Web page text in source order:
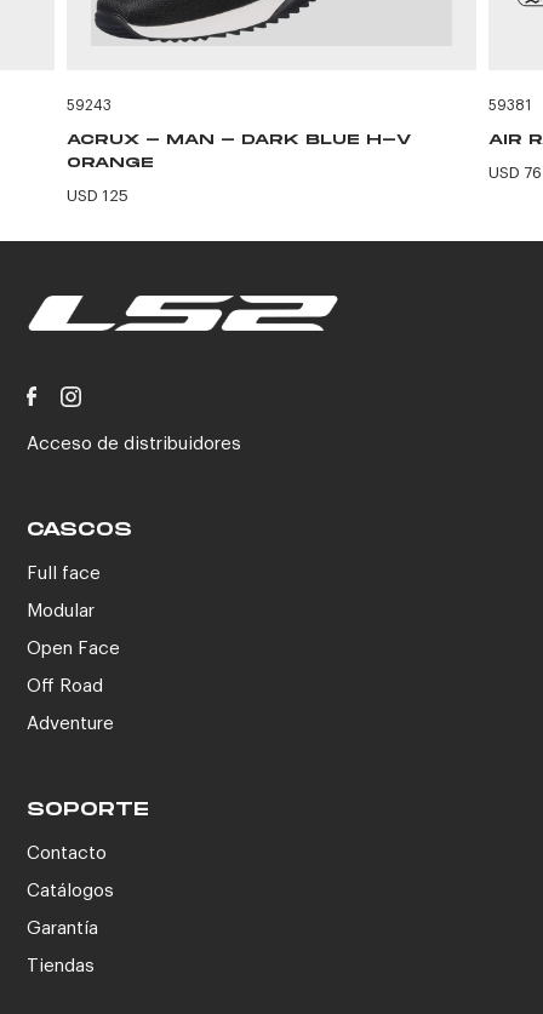
59243
ACRUX - MAN - DARK BLUE H-V
ORANGE
USD 125
59381
AIR
USD 76
Acceso de distribuidores
CASCOS
Full face
Modular
Open Face
Off Road
Adventure
SOPORTE
Contacto
Catálogos
Garantía
Tiendas